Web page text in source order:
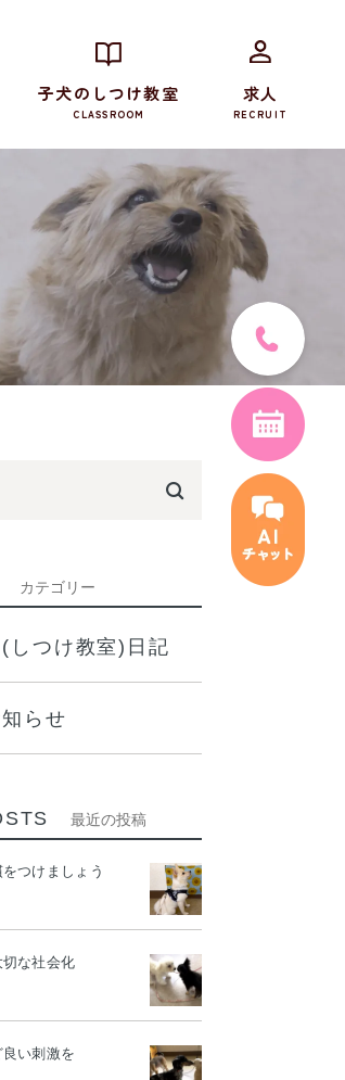
子犬のしつけ教室
CLASSROOM
求人
RECRUIT
カテゴリー
しつけ教室)日記
らせ
最近の投稿
つけましょう
切な社会化
良い刺激を